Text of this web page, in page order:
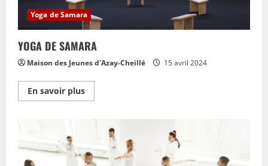
Yoga de Samara
YOGA DE SAMARA
Maison des Jeunes d'Azay-Cheillé 15 avril 2024
En savoir plusEn
savoir
YOGA
SAMARA